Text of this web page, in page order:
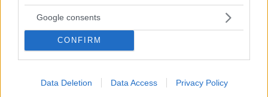
Google consents
CONFIRM
Data Deletion Data Access Privacy Policy
Χίλντα Ηλιοπούλου για τον πατέρα της, Ντίνο:
«Δεχόμουν bullying εξαιτίας του»
Η κόρη του αείμνηστου ηθοποιού αποκάλυψε τις
δύσκολες στιγμές που πέρασε στο παρελθόν, λόγω
της φήμης του πατέρα της